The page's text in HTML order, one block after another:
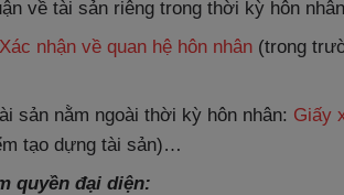
về tài sản riêng trong thời kỳ hôn
Xác nhận về quan hệ hôn nhân (trong
sản nằm ngoài thời kỳ hôn nhân: Giấy
tạo dựng tài sản)…
quyền đại diện: